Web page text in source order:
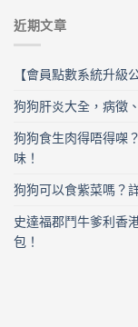
近期文章
【會員點數系統升級
狗狗肝炎大全，病徵
狗狗食生肉得唔得㗎
味！
狗狗可以食紫菜嗎？
史達福郡鬥牛爹利香
包！